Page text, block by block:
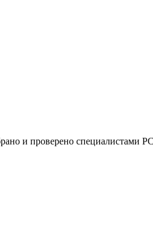
и проверено специалистами